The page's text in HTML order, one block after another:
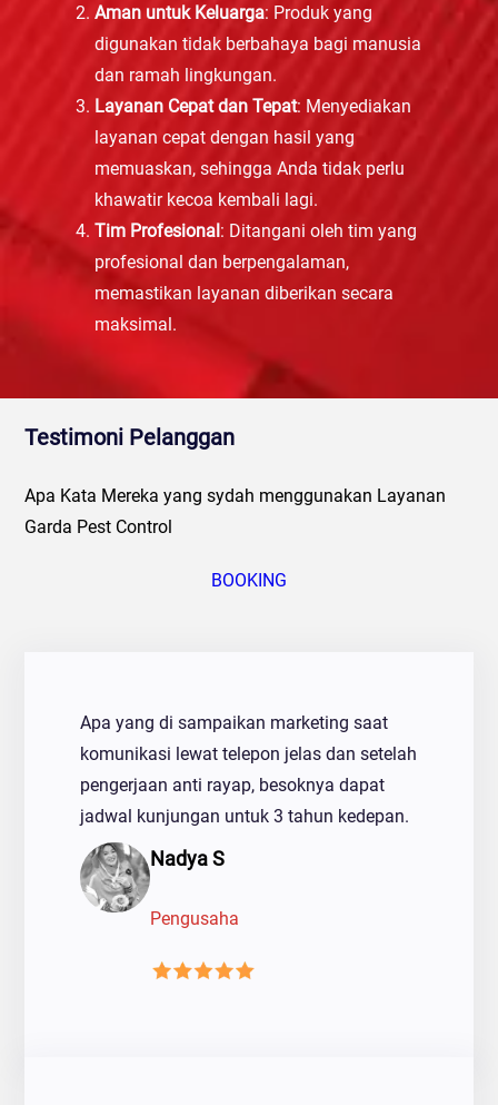
Aman untuk Keluarga: Produk yang
digunakan tidak berbahaya bagi manusia
dan ramah lingkungan.
Layanan Cepat dan Tepat: Menyediakan
layanan cepat dengan hasil yang
memuaskan, sehingga Anda tidak perlu
khawatir kecoa kembali lagi.
Tim Profesional: Ditangani oleh tim yang
profesional dan berpengalaman,
memastikan layanan diberikan secara
maksimal.
Testimoni Pelanggan
Apa Kata Mereka yang sydah menggunakan Layanan
Garda Pest Control
BOOKING
Apa yang di sampaikan marketing saat
komunikasi lewat telepon jelas dan setelah
pengerjaan anti rayap, besoknya dapat
jadwal kunjungan untuk 3 tahun kedepan.
Nadya S
Pengusaha